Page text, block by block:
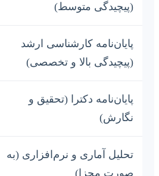
(پیچیدگی متوسط)
پایان‌نامه کارشناسی ارشد
(پیچیدگی بالا و تخصصی)
پایان‌نامه دکترا (تحقیق و
نگارش)
تحلیل آماری و نرم‌افزاری (به
صورت مجزا)